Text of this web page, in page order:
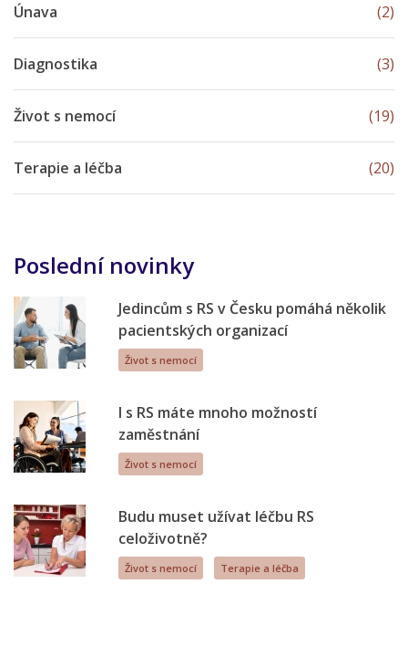
Únava (2)
Diagnostika (3)
Život s nemocí (19)
Terapie a léčba (20)
Poslední novinky
Jedincům s RS v Česku pomáhá několik
pacientských organizací
Život s nemocí
I s RS máte mnoho možností
zaměstnání
Život s nemocí
Budu muset užívat léčbu RS
celoživotně?
Život s nemocí Terapie a léčba